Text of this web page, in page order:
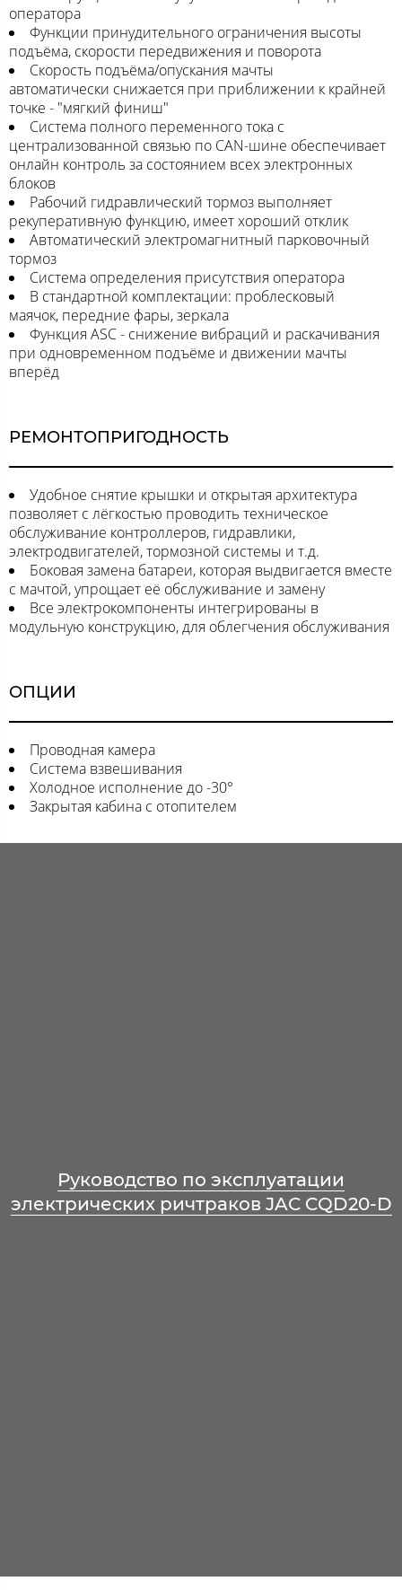
оператора
Функции принудительного ограничения высоты
подъёма, скорости передвижения и поворота
Скорость подъёма/опускания мачты
автоматически снижается при приближении к крайней
точке - "мягкий финиш"
Система полного переменного тока с
централизованной связью по CAN-шине обеспечивает
онлайн контроль за состоянием всех электронных
блоков
Рабочий гидравлический тормоз выполняет
рекуперативную функцию, имеет хороший отклик
Автоматический электромагнитный парковочный
тормоз
Система определения присутствия оператора
В стандартной комплектации: проблесковый
маячок, передние фары, зеркала
Функция ASC - снижение вибраций и раскачивания
при одновременном подъёме и движении мачты
вперёд
РЕМОНТОПРИГОДНОСТЬ
Удобное снятие крышки и открытая архитектура
позволяет с лёгкостью проводить техническое
обслуживание контроллеров, гидравлики,
электродвигателей, тормозной системы и т.д.
Боковая замена батареи, которая выдвигается вместе
с мачтой, упрощает её обслуживание и замену
Все электрокомпоненты интегрированы в
модульную конструкцию, для облегчения обслуживания
ОПЦИИ
Проводная камера
Система взвешивания
Холодное исполнение до -30°
Закрытая кабина с отопителем
Руководство по эксплуатации
электрических ричтраков JAC CQD20-D